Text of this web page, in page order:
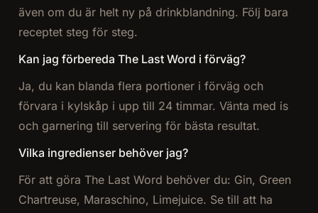
även om du är helt ny på drinkblandning. Följ bara
receptet steg för steg.
Kan jag förbereda The Last Word i förväg?
Ja, du kan blanda flera portioner i förväg och
förvara i kylskåp i upp till 24 timmar. Vänta med is
och garnering till servering för bästa resultat.
Vilka ingredienser behöver jag?
För att göra The Last Word behöver du: Gin, Green
Chartreuse, Maraschino, Limejuice. Se till att ha